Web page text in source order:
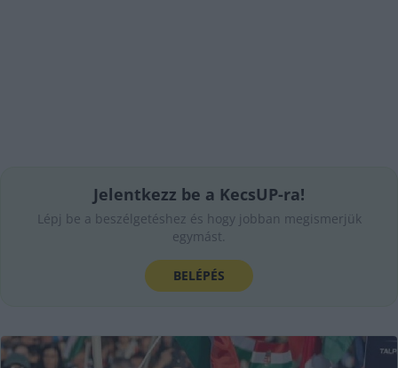
Jelentkezz be a KecsUP-ra!
Lépj be a beszélgetéshez és hogy jobban megismerjük
egymást.
BELÉPÉS